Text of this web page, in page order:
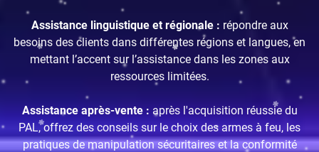
Assistance linguistique et régionale : répondre aux
besoins des clients dans différentes régions et langues, en
mettant l’accent sur l’assistance dans les zones aux
ressources limitées.
Assistance après-vente : après l'acquisition réussie du
PAL, offrez des conseils sur le choix des armes à feu, les
pratiques de manipulation sécuritaires et la conformité